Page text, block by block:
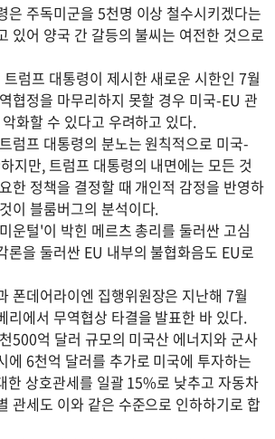
은 주독미군을 5천명 이상 철수시키겠다는
있어 양국 간 갈등의 불씨는 여전한 것으로
럼프 대통령이 제시한 새로운 시한인 7월
협정을 마무리하지 못할 경우 미국-EU 관
화할 수 있다고 우려하고 있다.
럼프 대통령의 분노는 원칙적으로 미국-
지만, 트럼프 대통령의 내면에는 모든 것
한 정책을 결정할 때 개인적 감정을 반영하
이 블룸버그의 분석이다.
운털'이 박힌 메르츠 총리를 둘러싼 고심
론을 둘러싼 EU 내부의 불협화음도 EU로
폰데어라이엔 집행위원장은 지난해 7월
리에서 무역협상 타결을 발표한 바 있다.
500억 달러 규모의 미국산 에너지와 군사
에 6천억 달러를 추가로 미국에 투자하는
한 상호관세를 일괄 15%로 낮추고 자동차
관세도 이와 같은 수준으로 인하하기로 합